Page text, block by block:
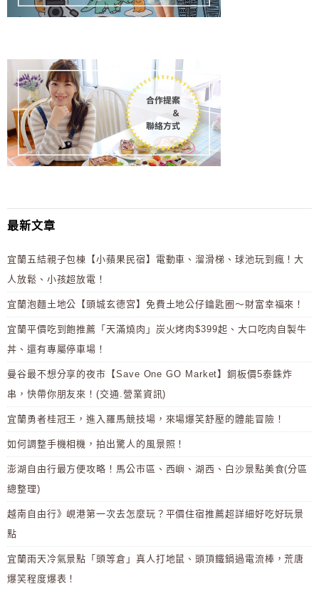
最新文章
宜蘭五結親子包棟【小蘋果民宿】電動車、溜滑梯、球池玩到瘋！大
人放鬆、小孩超放電！
宜蘭泡麵土地公【頭城玄德宮】免費土地公仔鑰匙圈～財富幸福來！
宜蘭平價吃到飽推薦「天滿燒肉」炭火烤肉$399起、大口吃肉自製牛
丼、還有專屬停車場！
曼谷最不想分享的夜市【Save One GO Market】銅板價5泰銖炸
串，快帶你朋友來！(交通.營業資訊)
宜蘭勇者桂冠王，進入羅馬競技場，來場爆笑舒壓的體能冒險！
如何調整手機相機，拍出驚人的風景照！
澎湖自由行最方便攻略！馬公市區、西嶼、湖西、白沙景點美食(分區
總整理)
越南自由行》峴港第一次去怎麼玩？平價住宿推薦超詳細好吃好玩景
點
宜蘭雨天冷氣景點「頭等倉」真人打地鼠、頭頂鐵鍋過電流棒，荒唐
爆笑程度爆表！